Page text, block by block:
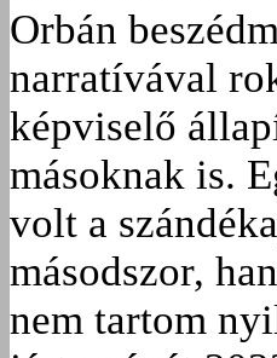
Orbán
narratívával
képviselő
másoknak is.
volt a
másodszor,
nem tartom